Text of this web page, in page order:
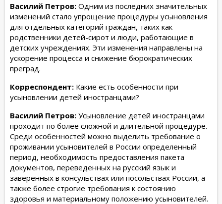
Василий Петров: Одним из последних значительных
изменений стало упрощение процедуры усыновления
для отдельных категорий граждан, таких как
родственники детей-сирот и люди, работающие в
детских учреждениях. Эти изменения направлены на
ускорение процесса и снижение бюрократических
преград.
Корреспондент: Какие есть особенности при
усыновлении детей иностранцами?
Василий Петров: Усыновление детей иностранцами
проходит по более сложной и длительной процедуре.
Среди особенностей можно выделить требование о
проживании усыновителей в России определенный
период, необходимость предоставления пакета
документов, переведенных на русский язык и
заверенных в консульствах или посольствах России, а
также более строгие требования к состоянию
здоровья и материальному положению усыновителей.